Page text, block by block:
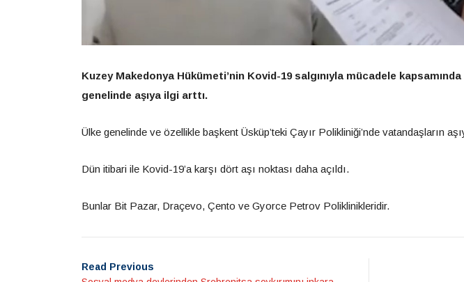
Kuzey Makedonya Hükümeti’nin Kovid-19 salgınıyla mücadele
genelinde aşıya ilgi arttı.
Ülke genelinde ve özellikle başkent Üsküp’teki Çayır Polikliniği’nde vatandaşların
Dün itibari ile Kovid-19’a karşı dört aşı noktası daha açıldı.
Bunlar Bit Pazar, Draçevo, Çento ve Gyorce Petrov Poliklinikleridir.
Read Previous